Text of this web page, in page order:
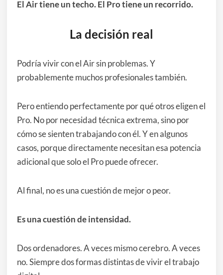
El Air tiene un techo. El Pro tiene un recorrido.
La decisión real
Podría vivir con el Air sin problemas. Y
probablemente muchos profesionales también.
Pero entiendo perfectamente por qué otros eligen el
Pro. No por necesidad técnica extrema, sino por
cómo se sienten trabajando con él. Y en algunos
casos, porque directamente necesitan esa potencia
adicional que solo el Pro puede ofrecer.
Al final, no es una cuestión de mejor o peor.
Es una cuestión de intensidad.
Dos ordenadores. A veces mismo cerebro. A veces
no. Siempre dos formas distintas de vivir el trabajo